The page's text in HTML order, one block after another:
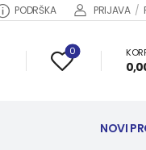
PODRŠKA PRIJAVA /
0
NOVI